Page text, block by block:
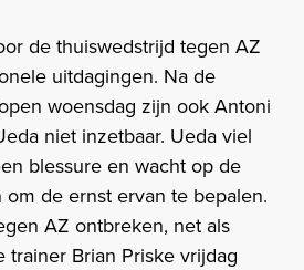
de thuiswedstrijd tegen AZ
uitdagingen. Na de
woensdag zijn ook Antoni
niet inzetbaar. Ueda viel
blessure en wacht op de
om de ernst ervan te bepalen.
AZ ontbreken, net als
trainer Brian Priske vrijdag